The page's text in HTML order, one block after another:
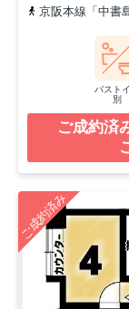
京阪本線「中書
バスト
別
ご成約済
ご成約済み